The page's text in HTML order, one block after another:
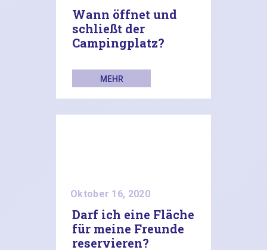
Wann öffnet und
schließt der
Campingplatz?
MEHR
Oktober 16, 2020
Darf ich eine Fläche
für meine Freunde
reservieren?